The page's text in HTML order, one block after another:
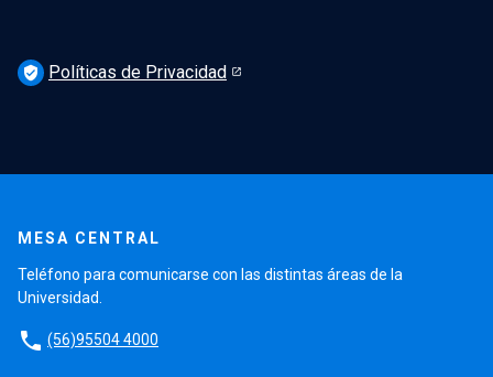
verified_user Políticas de Privacidad
MESA CENTRAL
Teléfono para comunicarse con las distintas áreas de la
Universidad.
phone (56)95504 4000